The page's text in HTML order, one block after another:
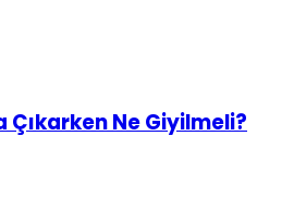
Çıkarken Ne Giyilmeli?